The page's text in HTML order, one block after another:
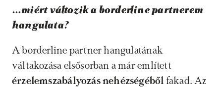
…miért változik a borderline partnerem
hangulata?
A borderline partner hangulatának
váltakozása elsősorban a már említett
érzelemszabályozás nehézségéből fakad. Az